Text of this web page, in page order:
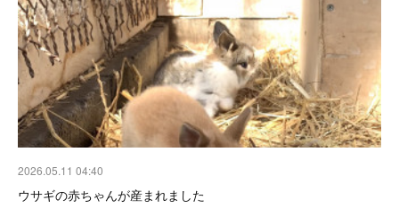
2026.05.11 04:40
ウサギの赤ちゃんが産まれました